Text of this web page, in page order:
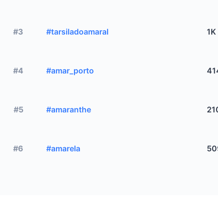
#3 #tarsiladoamaral 1K
#4 #amar_porto
#5 #amaranthe
#6 #amarela